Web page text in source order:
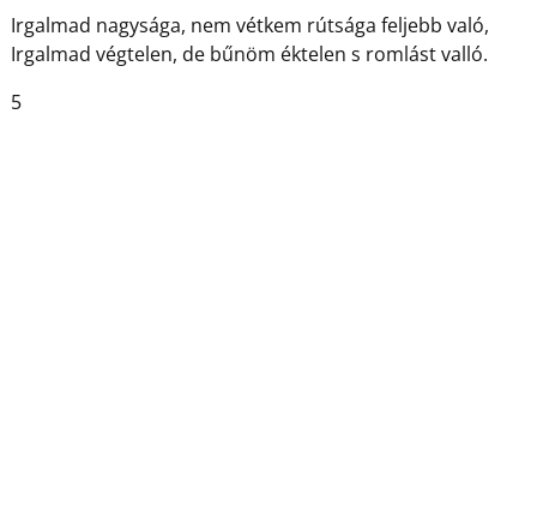
Irgalmad nagysága, nem vétkem rútsága feljebb való,
Irgalmad végtelen, de bűnöm éktelen s romlást valló.
5